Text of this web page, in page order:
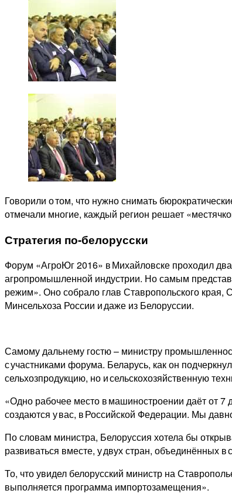
Говорили о том, что нужно снимать
отмечали многие, каждый регион решает
Стратегия по‑белорусски
Форум «АгроЮг 2016» в Михайловске проходил
агропромышленной индустрии. Но самым
режим». Оно собрало глав Ставропольского края,
Минсельхоза России и даже из Белоруссии.
Самому дальнему гостю – министру
с участниками форума. Беларусь, как он
сельхозпродукцию, но и сельскохозяйственную
«Одно рабочее место в машиностроении даёт от 7
создаются у вас, в Российской Федерации. Мы
По словам министра, Белоруссия хотела бы
развиваться вместе, у двух стран, объединённых
То, что увидел белорусский министр на
выполняется программа импортозамещения».